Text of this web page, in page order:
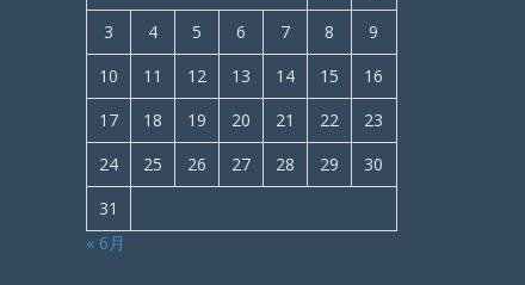
3
4 5 6 7 8
9
10
11 12 13 14 15
16
17
18 19 20 21 22
23
24
25 26 27 28 29
30
31
« 6月